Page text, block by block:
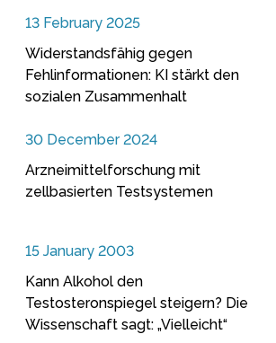
13 February 2025
Widerstandsfähig gegen
Fehlinformationen: KI stärkt den
sozialen Zusammenhalt
30 December 2024
Arzneimittelforschung mit
zellbasierten Testsystemen
15 January 2003
Kann Alkohol den
Testosteronspiegel steigern? Die
Wissenschaft sagt: „Vielleicht“